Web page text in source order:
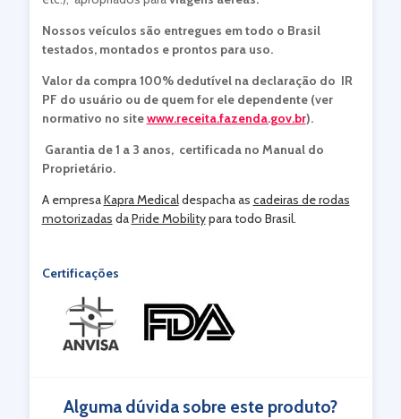
Nossos veículos são entregues em todo o Brasil
testados, montados e prontos para uso.
Valor da compra 100% dedutível na declaração do IR
PF do usuário ou de quem for ele dependente (ver
normativo no sitewww.receita.fazenda.gov.br).
Garantia de 1 a 3 anos, certificada no Manual do
Proprietário.
A empresaKapra Medicaldespacha as cadeiras de rodas
motorizadas daPride Mobilitypara todo Brasil.
Certificações
Alguma dúvida sobre este produto?